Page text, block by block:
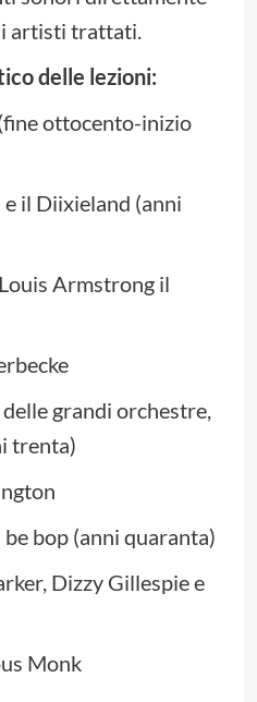
artisti trattati.
delle lezioni:
ottocento-inizio
il Diixieland (anni
Armstrong il
delle grandi orchestre,
trenta)
bop (anni quaranta)
Dizzy Gillespie e
Monk